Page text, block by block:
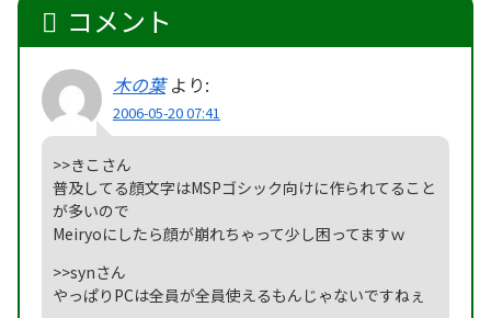
コメント
木の葉 より:
2006-05-20 07:41
>>きこさん
普及してる顔文字はMSPゴシック向けに作られてること
が多いので
Meiryoにしたら顔が崩れちゃって少し困ってますｗ
>>synさん
やっぱりPCは全員が全員使えるもんじゃないですねぇ